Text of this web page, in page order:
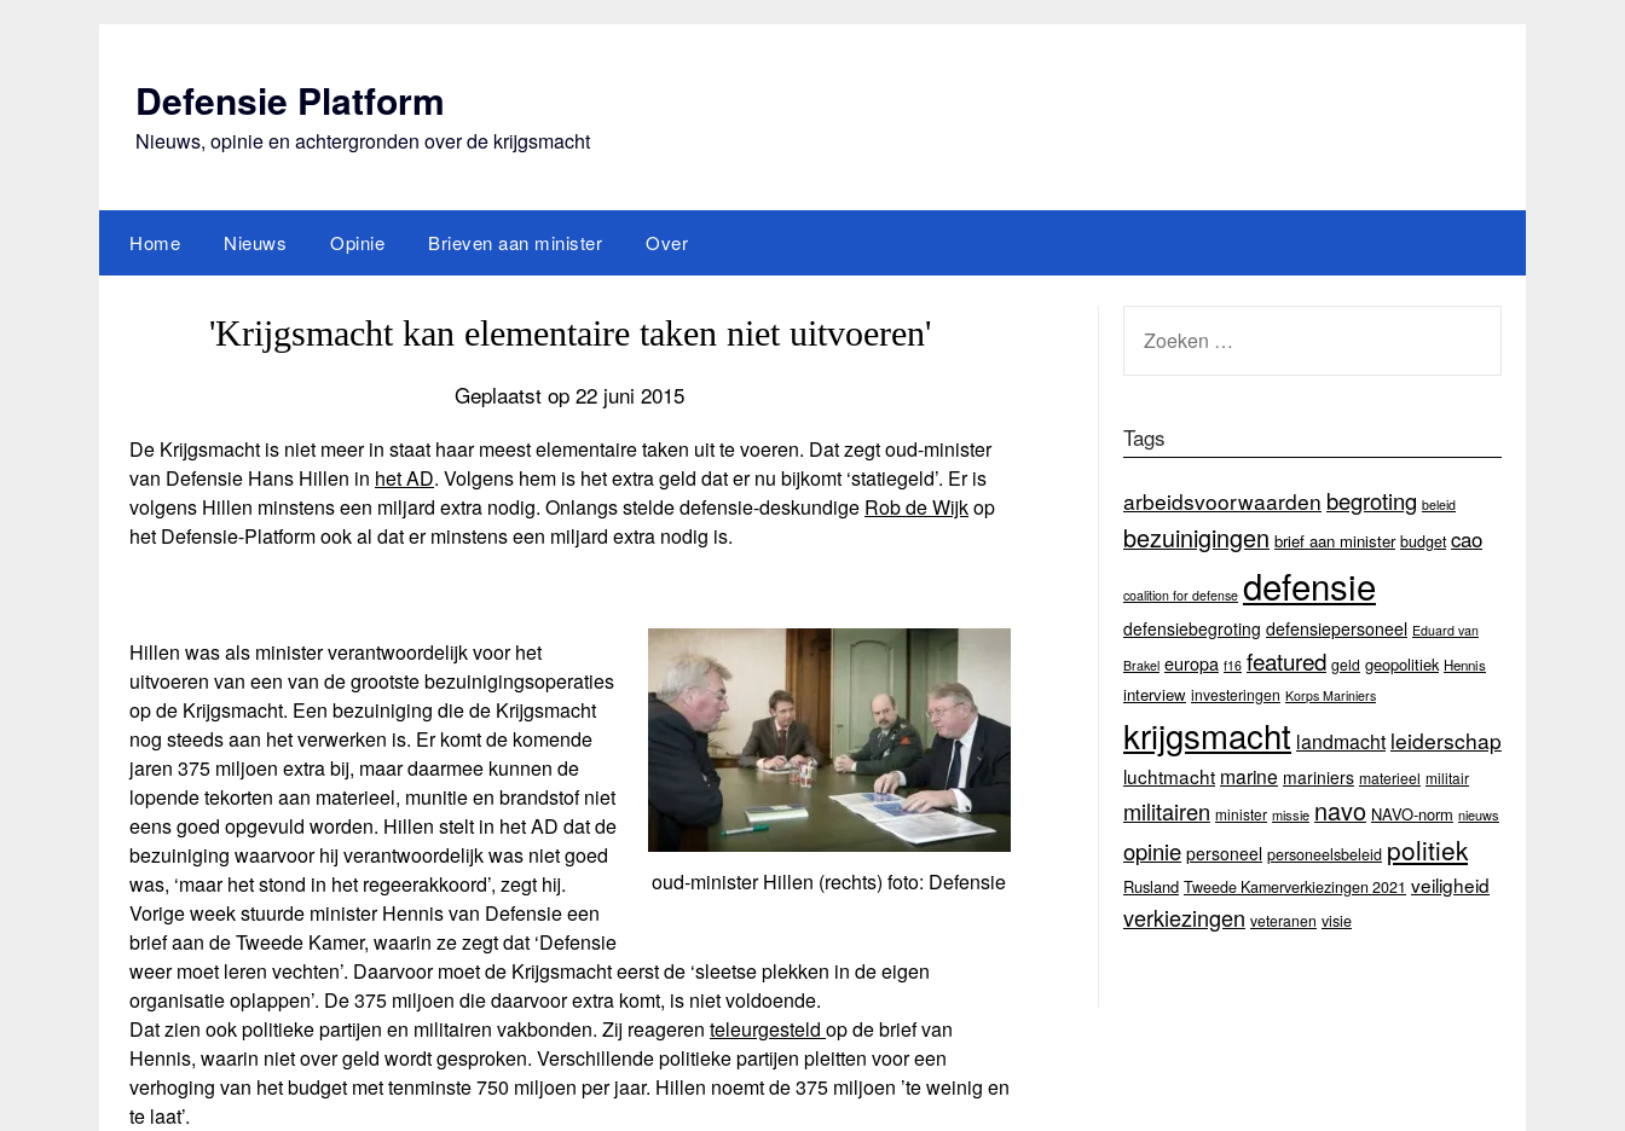
Defensie Platform
Nieuws, opinie en achtergronden over de krijgsmacht
Home Nieuws Opinie Brieven aan minister Over
'Krijgsmacht kan elementaire taken niet uitvoeren'
Geplaatst op 22 juni 2015
De Krijgsmacht is niet meer in staat haar meest elementaire taken uit te voeren. Dat zegt oud-minister
van Defensie Hans Hillen in het AD. Volgens hem is het extra geld dat er nu bijkomt ‘statiegeld’. Er is
volgens Hillen minstens een miljard extra nodig. Onlangs stelde defensie-deskundige Rob de Wijkop
het Defensie-Platform ook al dat er minstens een miljard extra nodig is.
oud-minister Hillen (rechts) foto: Defensie
Hillen was als minister verantwoordelijk voor het
uitvoeren van een van de grootste bezuinigingsoperaties
op de Krijgsmacht. Een bezuiniging die de Krijgsmacht
nog steeds aan het verwerken is. Er komt de komende
jaren 375 miljoen extra bij, maar daarmee kunnen de
lopende tekorten aan materieel, munitie en brandstof niet
eens goed opgevuld worden. Hillen stelt in het AD dat de
bezuiniging waarvoor hij verantwoordelijk was niet goed
was, ‘maar het stond in het regeerakkoord’, zegt hij.
Vorige week stuurde minister Hennis van Defensie een
brief aan de Tweede Kamer, waarin ze zegt dat ‘Defensie
weer moet leren vechten’. Daarvoor moet de Krijgsmacht eerst de ‘sleetse plekken in de eigen
organisatie oplappen’. De 375 miljoen die daarvoor extra komt, is niet voldoende.
Dat zien ook politieke partijen en militairen vakbonden. Zij reageren teleurgesteld op de brief van
Hennis, waarin niet over geld wordt gesproken. Verschillende politieke partijen pleitten voor een
verhoging van het budget met tenminste 750 miljoen per jaar. Hillen noemt de 375 miljoen ’te weinig en
te laat’.
NAAR:
Tags
arbeidsvoorwaarden begroting beleid
bezuinigingen brief aan minister budget cao
coalition for defense defensie
defensiebegroting defensiepersoneel Eduard van
Brakel europa f16 featured geld geopolitiek Hennis
interview investeringen Korps Mariniers
krijgsmacht landmacht leiderschap
luchtmacht marine mariniers materieel militair
militairen minister missie navo NAVO-norm nieuws
opinie personeel personeelsbeleid politiek
Rusland Tweede Kamerverkiezingen 2021 veiligheid
verkiezingen veteranen visie